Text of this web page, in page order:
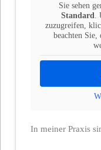
Sie sehen
Standard
zuzugreifen,
beachten Sie,
In meiner Praxis